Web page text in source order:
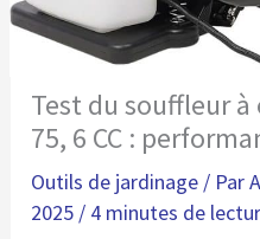
Test du souffleur à
75, 6 CC :
Outils de jardinage / Par
2025 / 4 minutes de